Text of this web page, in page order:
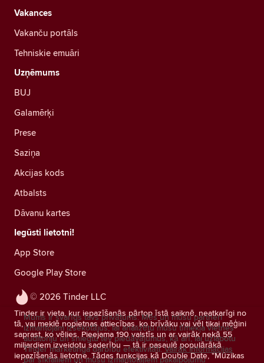
© 2026 Tinder LLC
Tinder ir vieta, kur iepazīšanās pārtop īstā saiknē, neatkarīgi no
tā, vai meklē nopietnas attiecības, ko brīvāku vai vēl tikai mēģini
saprast, ko vēlies. Pieejama 190 valstīs un ar vairāk nekā 55
miljardiem izveidotu saderību — tā ir pasaulē populārākā
iepazīšanās lietotne. Tādas funkcijas kā Double Date, "Mūzikas
Vakances
Vakanču portāls
Tehniskie emuāri
Uzņēmums
BUJ
Galamērķi
Prese
Saziņa
Akcijas kods
Atbalsts
Dāvanu kartes
Iegūsti lietotni!
App Store
Google Play Store
Mums ir svarīgs tavs privātums. Mēs un mūsu partneri
izmantojam izsekotājus, lai analizētu mūsu tīmekļa vietnes
auditoriju un sniegtu tev piedāvājumus, kā arī, lai uzlabotu
Tinder mārketinga darbību efektivitāti. Vairāk informācijas
par sīkfailiem un mūsu izmantotajiem pakalpojumu